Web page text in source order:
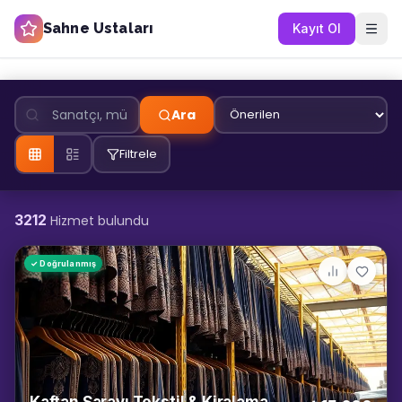
Sahne Ustaları Kayıt Ol
Ara
Filtrele
3212 Hizmet bulundu
✓ Doğrulanmış